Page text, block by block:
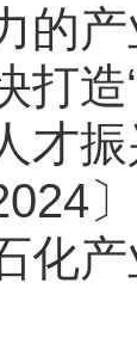
的
打
才
化